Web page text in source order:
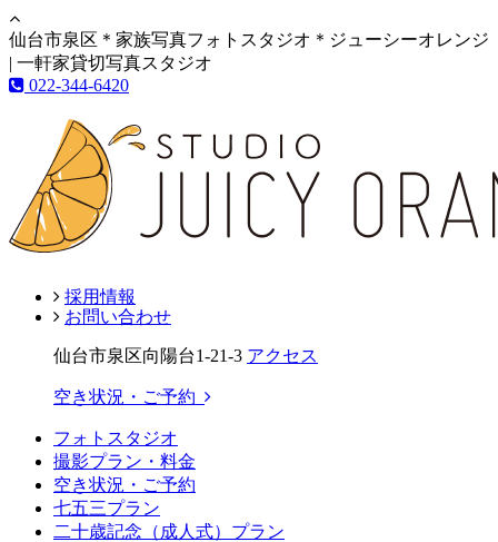
仙台市泉区＊家族写真フォトスタジオ＊ジューシーオレンジ
| 一軒家貸切写真スタジオ
022-344-6420
採用情報
お問い合わせ
仙台市泉区向陽台1-21-3 アクセス
空き状況・ご予約
フォトスタジオ
撮影プラン・料金
空き状況・ご予約
七五三プラン
二十歳記念（成人式）プラン